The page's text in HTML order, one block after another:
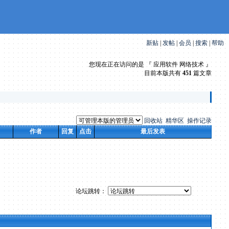
新贴 | 发帖 会员 | 搜索 |帮助
您现在正在访问的是 『 应用软件 网络技术 』
目前本版共有 451篇文章
回收站 精华区 操作记录
作者
回复 点击 最后发表
论坛跳转：